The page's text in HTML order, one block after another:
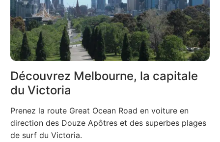
Découvrez Melbourne, la capitale
du Victoria
Prenez la route Great Ocean Road en voiture en
direction des Douze Apôtres et des superbes plages
de surf du Victoria.